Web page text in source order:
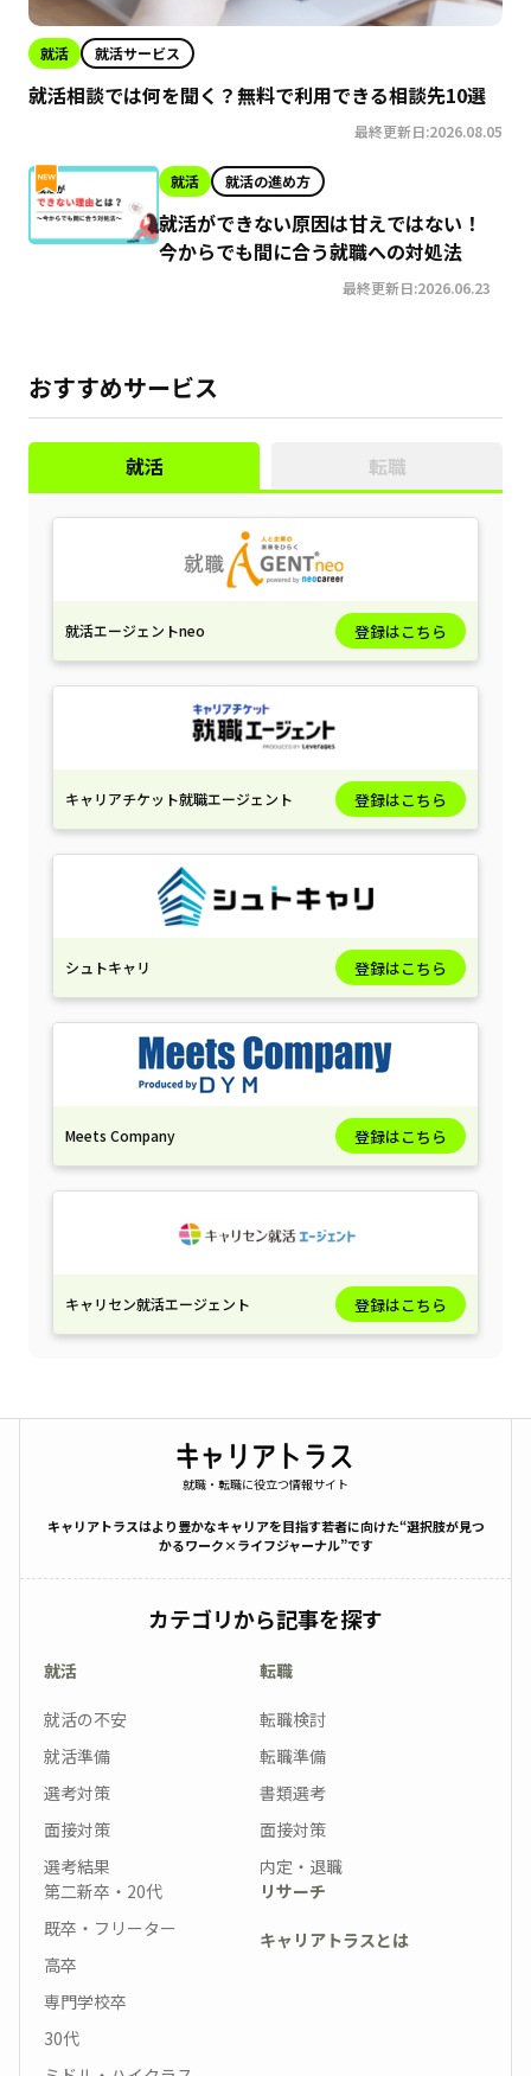
就活 就活サービス
就活相談では何を聞く？無料で利用できる相談先10選
最終更新日:2026.08.05
就活 就活の進め方
就活ができない原因は甘えではない！
今からでも間に合う就職への対処法
最終更新日:2026.06.23
おすすめサービス
就活 転職
就活エージェントneo 登録はこちら
キャリアチケット就職エージェント 登録はこちら
シュトキャリ 登録はこちら
Meets Company 登録はこちら
キャリセン就活エージェント 登録はこちら
就職・転職に役立つ情報サイト
キャリアトラスはより豊かなキャリアを目指す若者に向けた“選択肢が見つ
かるワーク×ライフジャーナル”です
カテゴリから記事を探す
就活
就活の不安
就活準備
選考対策
面接対策
選考結果
転職
転職検討
転職準備
書類選考
面接対策
内定・退職
第二新卒・20代
既卒・フリーター
高卒
専門学校卒
30代
リサーチ
キャリアトラスとは